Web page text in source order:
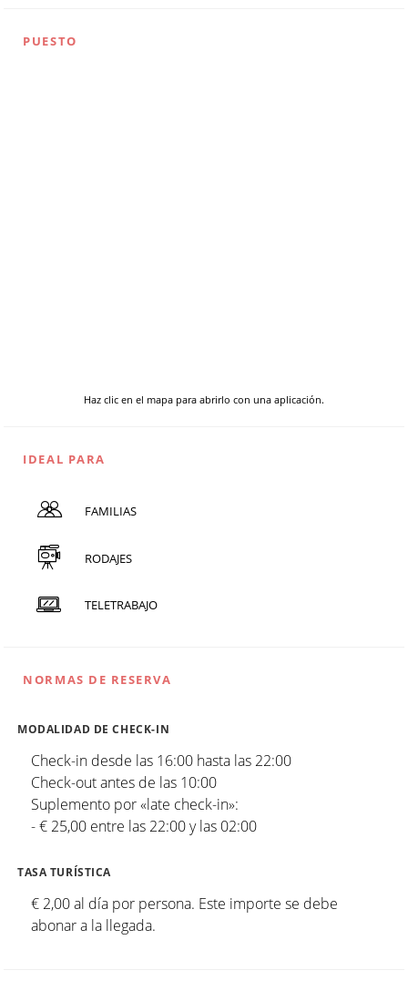
PUESTO
Haz clic en el mapa para abrirlo con una aplicación.
IDEAL PARA
FAMILIAS
RODAJES
TELETRABAJO
NORMAS DE RESERVA
MODALIDAD DE CHECK-IN
Check-in desde las 16:00 hasta las 22:00
Check-out antes de las 10:00
Suplemento por «late check-in»:
- € 25,00 entre las 22:00 y las 02:00
TASA TURÍSTICA
€ 2,00 al día por persona. Este importe se debe
abonar a la llegada.